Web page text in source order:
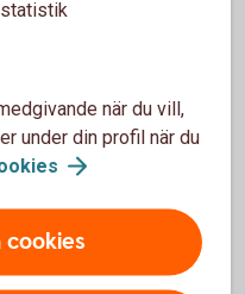
statistik
när du vill,
under din profil när du
cookies